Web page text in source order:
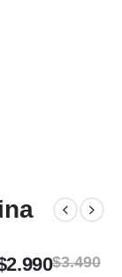
$3.490
2.990